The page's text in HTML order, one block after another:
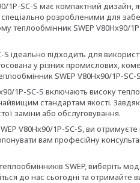
1P-SC-S має компактний
розробленими для
SWEP V80Hx90/
S ідеально підходить для
у різних промислових,
SWEP V80Hx90/1P-
1P-SC-S включають високу
стандартам якості.
заміни або обслуговування.
V80Hx90/1P-SC-S, ви
вам професійну
теплообмінників SWEP, виберіть
до нас сьогодні та